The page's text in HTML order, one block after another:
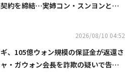
契約を締結…実姉コン・スンヨンと同
2026/08/10 04:52
、105億ウォン規模の保証金が返還さ
・ガウォン会長を詐欺の疑いで告訴